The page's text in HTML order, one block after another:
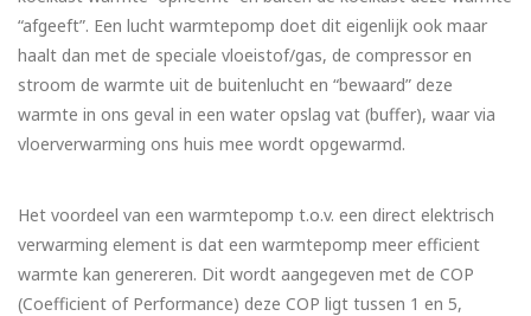
“afgeeft”. Een lucht warmtepomp doet dit eigenlijk ook maar
haalt dan met de speciale vloeistof/gas, de compressor en
stroom de warmte uit de buitenlucht en “bewaard” deze
warmte in ons geval in een water opslag vat (buffer), waar via
vloerverwarming ons huis mee wordt opgewarmd.
Het voordeel van een warmtepomp t.o.v. een direct elektrisch
verwarming element is dat een warmtepomp meer efficient
warmte kan genereren. Dit wordt aangegeven met de COP
(Coefficient of Performance) deze COP ligt tussen 1 en 5,